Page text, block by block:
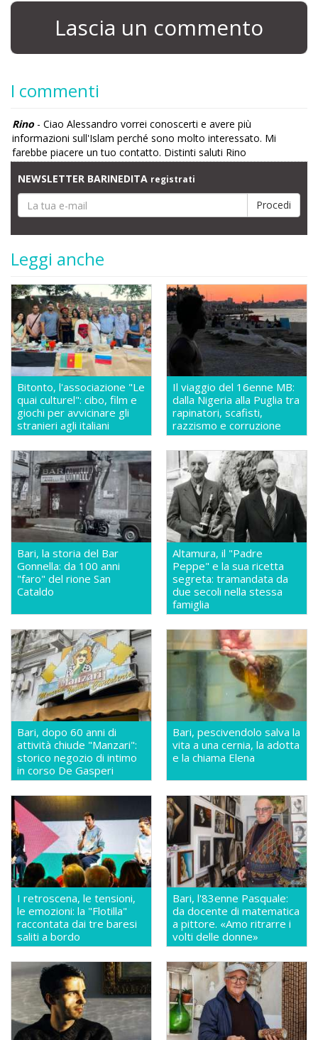
Lascia un commento
I commenti
Rino- Ciao Alessandro vorrei conoscerti e avere più
informazioni sull'Islam perché sono molto interessato. Mi
farebbe piacere un tuo contatto. Distinti saluti Rino
NEWSLETTER BARINEDITA registrati
Leggi anche
Bitonto, l'associazione "Le
quai culturel": cibo, film e
giochi per avvicinare gli
stranieri agli italiani
Il viaggio del 16enne MB:
dalla Nigeria alla Puglia tra
rapinatori, scafisti,
razzismo e corruzione
Bari, la storia del Bar
Gonnella: da 100 anni
"faro" del rione San
Cataldo
Altamura, il "Padre
Peppe" e la sua ricetta
segreta: tramandata da
due secoli nella stessa
famiglia
Bari, dopo 60 anni di
attività chiude "Manzari":
storico negozio di intimo
in corso De Gasperi
Bari, pescivendolo salva la
vita a una cernia, la adotta
e la chiama Elena
I retroscena, le tensioni,
le emozioni: la "Flotilla"
raccontata dai tre baresi
saliti a bordo
Bari, l'83enne Pasquale:
da docente di matematica
a pittore. «Amo ritrarre i
volti delle donne»